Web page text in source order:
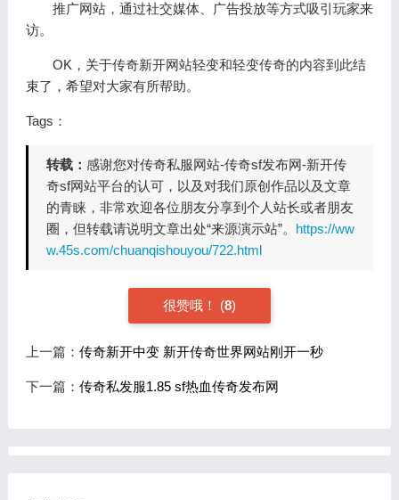
推广网站，通过社交媒体、广告投放等方式吸引玩家来
访。
OK，关于传奇新开网站轻变和轻变传奇的内容到此结
束了，希望对大家有所帮助。
Tags：
转载： 感谢您对传奇私服网站-传奇sf发布网-新开传
奇sf网站平台的认可，以及对我们原创作品以及文章
的青睐，非常欢迎各位朋友分享到个人站长或者朋友
圈，但转载请说明文章出处“来源演示站”。 https://ww
w.45s.com/chuanqishouyou/722.html
很赞哦！ (8)
上一篇： 传奇新开中变 新开传奇世界网站刚开一秒
下一篇： 传奇私发服1.85 sf热血传奇发布网